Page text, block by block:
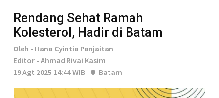
Rendang Sehat Ramah
Kolesterol, Hadir di Batam
Oleh - Hana Cyintia Panjaitan
Editor - Ahmad Rivai Kasim
19 Agt 2025 14:44 WIB
Batam